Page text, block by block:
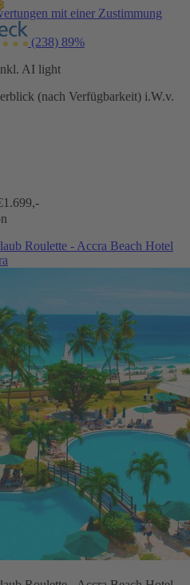
mit einer Zustimmung
(238) 89%
AI light
(nach Verfügbarkeit) i.W.v.
1.699,-
Roulette - Accra Beach Hotel